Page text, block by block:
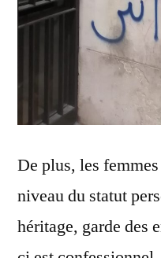
De plus, les
niveau du statut
héritage, garde